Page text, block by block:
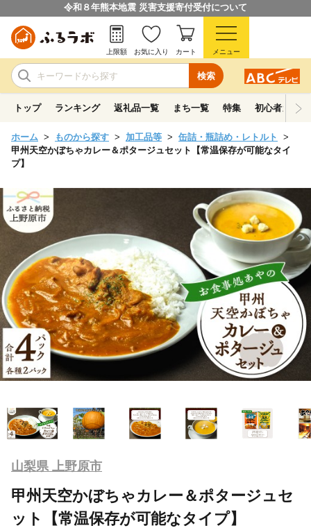
令和８年熊本地震 災害支援寄付受付について
検索
上限額 お気に入り カート メニュー
トップ ランキング 返礼品一覧 まち一覧 特集 初心者ガイド
ホーム ものから探す 加工品等
缶詰・瓶詰め・レトルト
甲州天空かぼちゃカレー＆ポタージュセット【常温保存が可能なタイ
プ】
山梨県 上野原市
甲州天空かぼちゃカレー＆ポタージュセ
ット【常温保存が可能なタイプ】